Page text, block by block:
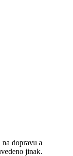
dopravu a
jinak.